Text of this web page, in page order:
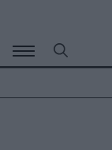
περιεχόμενο